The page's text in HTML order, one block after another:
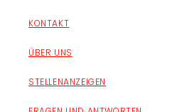
KONTAKT
ÜBER UNS
STELLENANZEIGEN